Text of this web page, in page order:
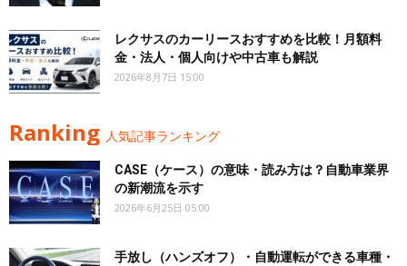
レクサスのカーリースおすすめを比較！月額料
金・法人・個人向けや中古車も解説
2026年8月7日 15:00
Ranking 人気記事ランキング
CASE（ケース）の意味・読み方は？自動車業界
の新潮流を示す
2026年6月25日 05:00
手放し（ハンズオフ）・自動運転ができる車種・